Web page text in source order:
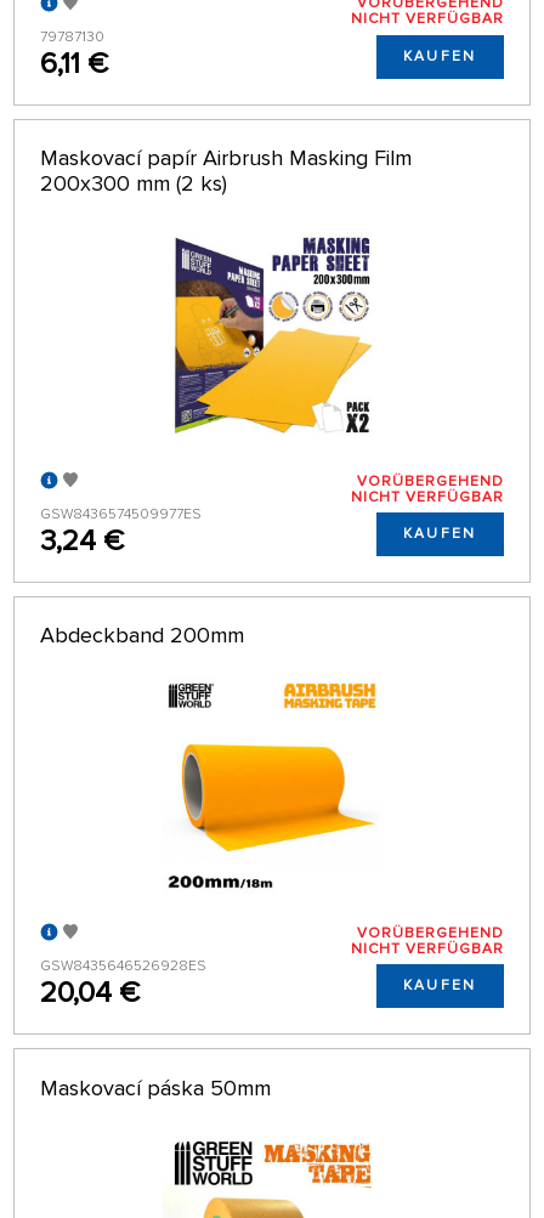
79787130
6,11 €
NICHT VERFÜGBAR
KAUFEN
Maskovací papír Airbrush Masking Film
200x300 mm (2 ks)
GSW8436574509977ES
3,24 €
VORÜBERGEHEND
NICHT VERFÜGBAR
KAUFEN
Abdeckband 200mm
GSW8435646526928ES
20,04 €
VORÜBERGEHEND
NICHT VERFÜGBAR
KAUFEN
Maskovací páska 50mm